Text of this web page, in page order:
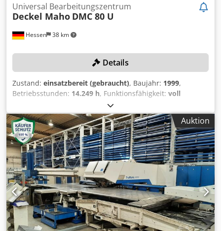
Hessen 38 km
Universal Bearbeitungszentrum
Deckel Maho DMC 80 U
Details
Zustand: einsatzbereit (gebraucht), Baujahr: 1999,
Betriebsstunden: 14.249 h, Funktionsfähigkeit: voll
, Verfahrweg X-Achse:
Y-Achse:700 mm, Verfahrweg Z-Achse:600 mm,
Werkstückgewicht (max.):800 kg, Spindeldrehzahl (max.):
12.000 U/min, TECHNISCHE DETAILS Verfahrwege
Verfahrweg X-Achse: 800 mm Verfahrweg Y-Achse: 700 mm
Verfahrweg Z-Achse: 600 mm Arbeitstisch Tischbreite: 800
mm Tischhöhe: 700 mm Tischlänge: 600 mm Schwenkkopf:
H / V 0/90 Drehzahlbereich: 20 - 12.000 U/min (stufenlos
einstellbar) Getriebestufen: 2 Spindelmotor: 16 kW
Werkzeugaufnahme: SK 40 Werkzeugplätze: 60 Anzahl der
Paletten: 4 Max. Werkstückgewicht: 800 kg Djdpfx Abjxcvy
Aj Dsck MASCHINEN-DETAILS Steuerung: Heidenhain
MillPlus Nennscheinleistung: 44 kVA Abmessungen &
Auktion